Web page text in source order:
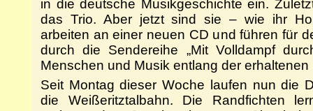
in die deutsche Musikgeschichte ein.
das Trio. Aber jetzt sind sie – wie ihr
arbeiten an einer neuen CD und führen für
durch die Sendereihe „Mit Volldampf
Menschen und Musik entlang der
Seit Montag dieser Woche laufen nun die
die Weißeritztalbahn. Die Randfichten